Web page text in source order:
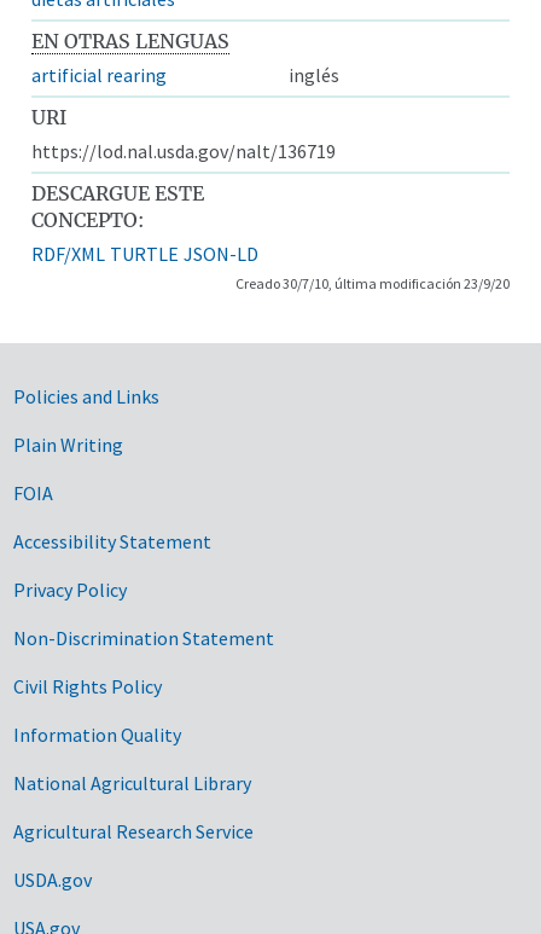
EN OTRAS LENGUAS
artificial rearing
inglés
URI
https://lod.nal.usda.gov/nalt/136719
DESCARGUE ESTE
CONCEPTO:
RDF/XML TURTLE JSON-LD
Creado 30/7/10, última modificación 23/9/20
Government Links
Policies and Links
Plain Writing
FOIA
Accessibility Statement
Privacy Policy
Non-Discrimination Statement
Civil Rights Policy
Information Quality
National Agricultural Library
Agricultural Research Service
USDA.gov
USA.gov